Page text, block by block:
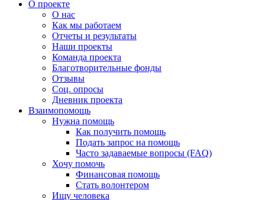
О проекте
О нас
Как мы работаем
Отчеты и результаты
Наши проекты
Команда проекта
Благотворительные фонды
Отзывы
Соц. опросы
Дневник проекта
Взаимопомощь
Нужна помощь
Как получить помощь
Подать запрос на помощь
Часто задаваемые вопросы (FAQ)
Хочу помочь
Финансовая помощь
Стать волонтером
Ищу человека